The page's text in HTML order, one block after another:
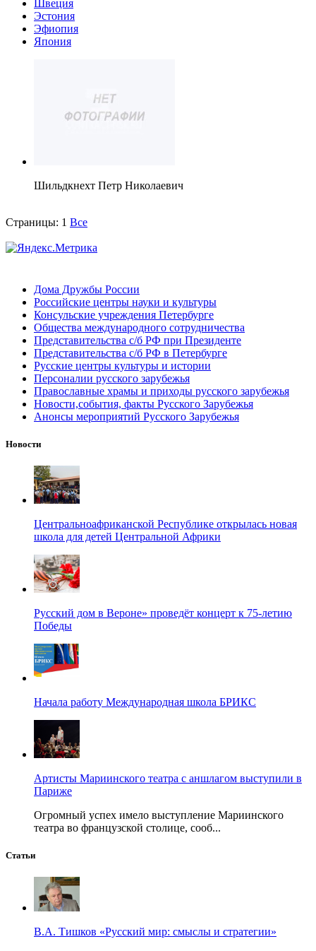
Швеция
Эстония
Эфиопия
Япония
Шильдкнехт Петр Николаевич
Страницы: 1 Все
Дома Дружбы России
Российские центры науки и культуры
Консульские учреждения Петербурге
Общества международного сотрудничества
Представительства с/б РФ при Президенте
Представительства с/б РФ в Петербурге
Русские центры культуры и истории
Персоналии русского зарубежья
Православные храмы и приходы русского зарубежья
Новости,события, факты Русского Зарубежья
Анонсы мероприятий Русского Зарубежья
Новости
Центральноафриканской Республике открылась новая
школа для детей Центральной Африки
Русский дом в Вероне» проведёт концерт к 75-летию
Победы
Начала работу Международная школа БРИКС
Артисты Мариинского театра с аншлагом выступили в
Париже
Огромный успех имело выступление Мариинского
театра во французской столице, сооб...
Статьи
В.А. Тишков «Русский мир: смыслы и стратегии»